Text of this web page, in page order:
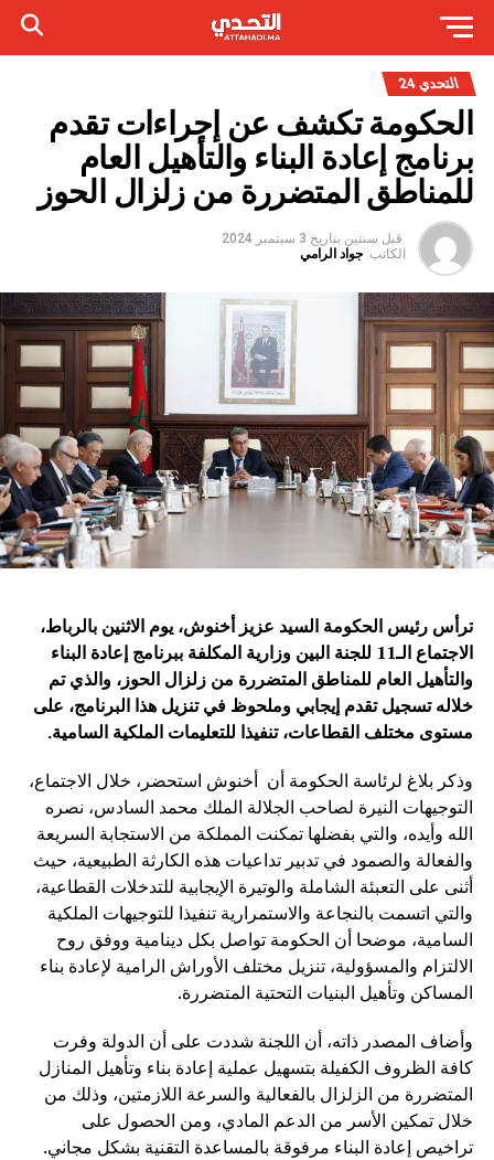
التحدي 24
الحكومة تكشف عن إجراءات تقدم
برنامج إعادة البناء والتأهيل العام
للمناطق المتضررة من زلزال الحوز
قبل سنتين بتاريخ 3 سبتمبر 2024
الكاتب: جواد الرامي
ترأس رئيس الحكومة السيد عزيز أخنوش، يوم الاثنين بالرباط،
الاجتماع الـ11 للجنة البين وزارية المكلفة ببرنامج إعادة البناء
والتأهيل العام للمناطق المتضررة من زلزال الحوز، والذي تم
خلاله تسجيل تقدم إيجابي وملحوظ في تنزيل هذا البرنامج، على
مستوى مختلف القطاعات، تنفيذا للتعليمات الملكية السامية.
وذكر بلاغ لرئاسة الحكومة أن أخنوش استحضر، خلال الاجتماع،
التوجيهات النيرة لصاحب الجلالة الملك محمد السادس، نصره
الله وأيده، والتي بفضلها تمكنت المملكة من الاستجابة السريعة
والفعالة والصمود في تدبير تداعيات هذه الكارثة الطبيعية، حيث
أثنى على التعبئة الشاملة والوتيرة الإيجابية للتدخلات القطاعية،
والتي اتسمت بالنجاعة والاستمرارية تنفيذا للتوجيهات الملكية
السامية، موضحا أن الحكومة تواصل بكل دينامية ووفق روح
الالتزام والمسؤولية، تنزيل مختلف الأوراش الرامية لإعادة بناء
المساكن وتأهيل البنيات التحتية المتضررة.
وأضاف المصدر ذاته، أن اللجنة شددت على أن الدولة وفرت
كافة الظروف الكفيلة بتسهيل عملية إعادة بناء وتأهيل المنازل
المتضررة من الزلزال بالفعالية والسرعة اللازمتين، وذلك من
خلال تمكين الأسر من الدعم المادي، ومن الحصول على
تراخيص إعادة البناء مرفوقة بالمساعدة التقنية بشكل مجاني.